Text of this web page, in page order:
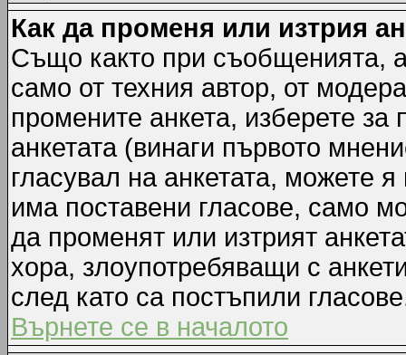
Как да променя или изтрия
Също както при съобщенията,
само от техния автор, от
промените анкета, изберете
анкетата (винаги първото
гласувал на анкетата, можете
има поставени гласове, само
да променят или изтрият
хора, злоупотребяващи с
след като са постъпили
Върнете се в началото